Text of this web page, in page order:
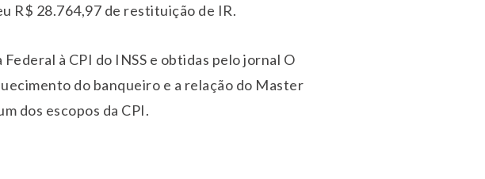
R$ 28.764,97 de restituição de IR.
à CPI do INSS e obtidas pelo jornal O
do banqueiro e a relação do Master
dos escopos da CPI.